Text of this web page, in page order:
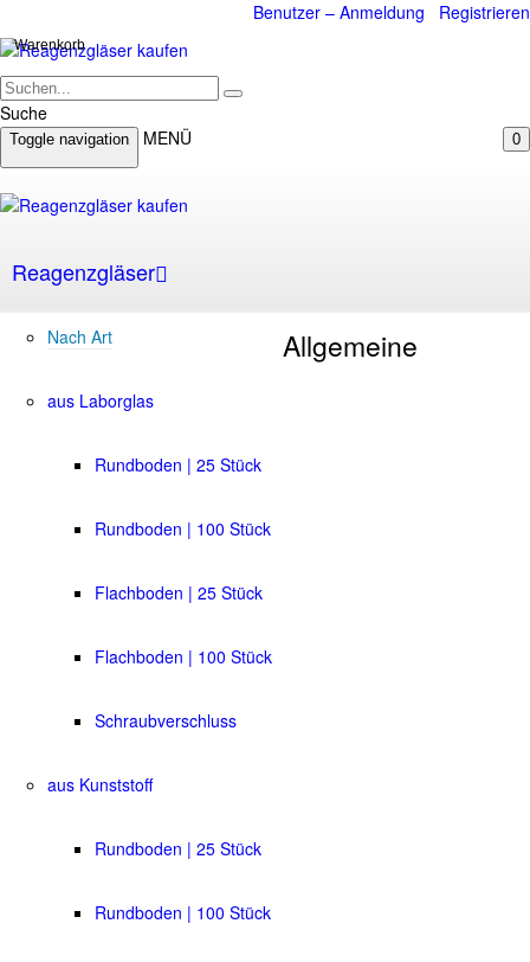
Benutzer – Anmeldung Registrieren
Suche
0
Warenkorb
Toggle navigation MENÜ
Reagenzgläser
Nach Art
aus Laborglas
Rundboden | 25 Stück
Rundboden | 100 Stück
Flachboden | 25 Stück
Flachboden | 100 Stück
Schraubverschluss
aus Kunststoff
Rundboden | 25 Stück
Rundboden | 100 Stück
Allgemeine